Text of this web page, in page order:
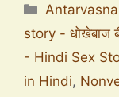
story - धोखेबाज
- Hindi Sex
in Hindi,